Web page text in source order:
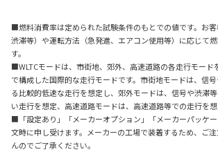
■燃料消費率は定められた試験条件のもとでの値です。お客
渋滞等）や運転方法（急発進、エアコン使用等）に応じて
す。
■WLTCモードは、市街地、郊外、高速道路の各走行モード
で構成した国際的な走行モードです。市街地モードは、信
る比較的低速な走行を想定し、郊外モードは、信号や渋滞
い走行を想定、高速道路モードは、高速道路等での走行を想
■「設定あり」「メーカーオプション」「メーカーパッケ
文時に申し受けます。メーカーの工場で装着するため、ご
んのでご了承ください。